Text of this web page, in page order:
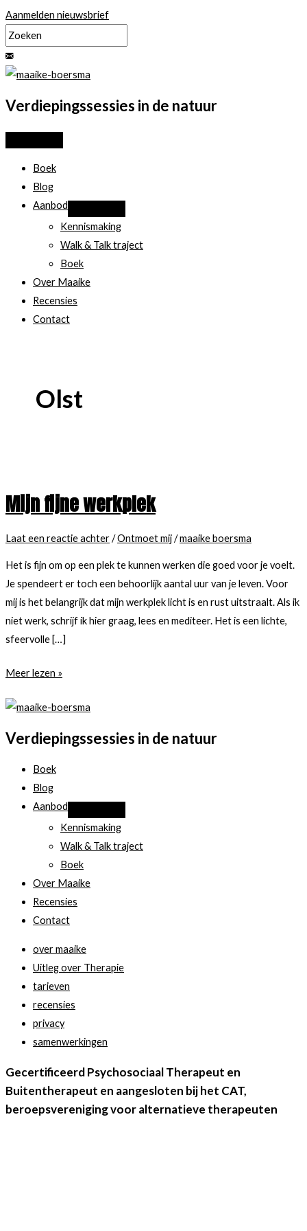
Ga
naar
de
inhoud
Aanmelden nieuwsbrief
Verdiepingssessies in de natuur
Boek
Blog
Aanbod
Kennismaking
Walk & Talk traject
Boek
Over Maaike
Recensies
Contact
Olst
Mijn fijne werkplek
Laat een reactie achter/Ontmoet mij/maaike boersma
Het is fijn om op een plek te kunnen werken die goed voor je voelt.
Je spendeert er toch een behoorlijk aantal uur van je leven. Voor
mij is het belangrijk dat mijn werkplek licht is en rust uitstraalt. Als ik
niet werk, schrijf ik hier graag, lees en mediteer. Het is een lichte,
sfeervolle […]
Mijn
werkplek
Meer lezen »
Verdiepingssessies in de natuur
Boek
Blog
Aanbod
Kennismaking
Walk & Talk traject
Boek
Over Maaike
Recensies
Contact
over maaike
Uitleg over Therapie
tarieven
recensies
privacy
samenwerkingen
Gecertificeerd Psychosociaal Therapeut en
Buitentherapeut en aangesloten bij het CAT,
beroepsvereniging voor alternatieve therapeuten